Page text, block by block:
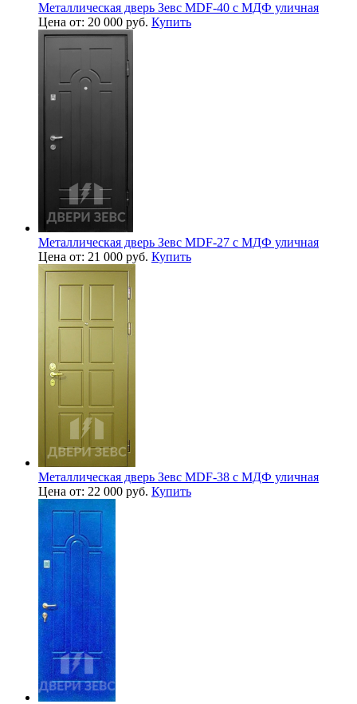
Металлическая дверь Зевс MDF-40 с МДФ уличная
Цена от: 20 000 руб. Купить
Металлическая дверь Зевс MDF-27 с МДФ уличная
Цена от: 21 000 руб. Купить
Металлическая дверь Зевс MDF-38 с МДФ уличная
Цена от: 22 000 руб. Купить